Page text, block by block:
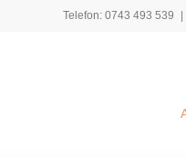
Telefon: 0743 493 539